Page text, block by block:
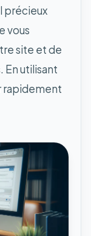
précieux
vous
site et de
En utilisant
rapidement